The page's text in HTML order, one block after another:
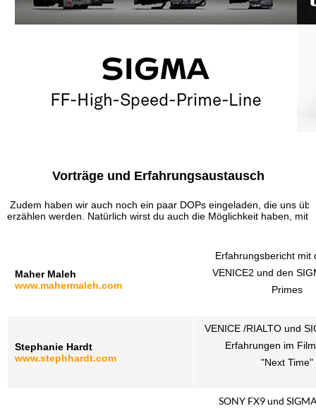
Vorträge und Erfahrungsaustausch
Zudem haben wir auch noch ein paar DOPs eingeladen, die uns
erzählen werden. Natürlich wirst du auch die Möglichkeit haben, mit
Maher Maleh
www.mahermaleh.com
Erfahrungsbericht mit
VENICE2 und den
Primes
Stephanie Hardt
www.stephhardt.com
VENICE /RIALTO und
Erfahrungen im
"Next Time"
SONY FX9 und